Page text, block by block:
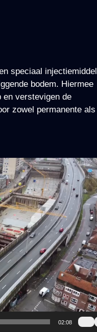
speciaal injectiemiddel
bodem. Hiermee
en verstevigen de
zowel permanente als
02:08